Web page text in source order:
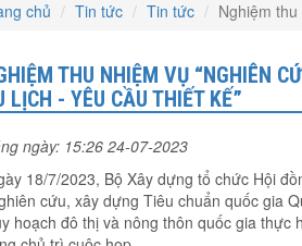
chủ Tin tức Tin tức Nghiệm
THU NHIỆM VỤ “NGHIÊN
LỊCH - YÊU CẦU THIẾT KẾ”
ngày: 15:26 24-07-2023
18/7/2023, Bộ Xây dựng tổ chức Hội
cứu, xây dựng Tiêu chuẩn quốc gia
hoạch đô thị và nông thôn quốc gia thực